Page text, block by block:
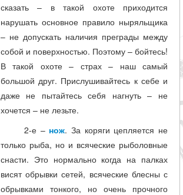
сказать – в такой охоте приходится
нарушать основное правило ныряльщика
– не допускать наличия преграды между
собой и поверхностью. Поэтому – бойтесь!
В такой охоте – страх – наш самый
большой друг. Прислушивайтесь к себе и
даже не пытайтесь себя нагнуть – не
хочется – не лезьте.
2-е – нож. За коряги цепляется не
только рыба, но и всяческие рыболовные
снасти. Это нормально когда на палках
висят обрывки сетей, всяческие блесны с
обрывками тонкого, но очень прочного